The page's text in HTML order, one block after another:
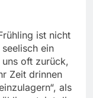
ist nicht
ein
oft zurück,
Zeit drinnen
als